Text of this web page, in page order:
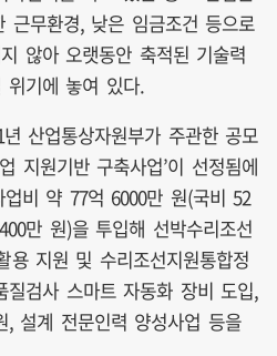
근무환경, 낮은 임금조건 등으로
않아 오랫동안 축적된 기술력
위기에 놓여 있다.
산업통상자원부가 주관한 공모
지원기반 구축사업’이 선정됨에
비 약 77억 6000만 원(국비 52
만 원)을 투입해 선박수리조선
용 지원 및 수리조선지원통합정
질검사 스마트 자동화 장비 도입,
설계 전문인력 양성사업 등을